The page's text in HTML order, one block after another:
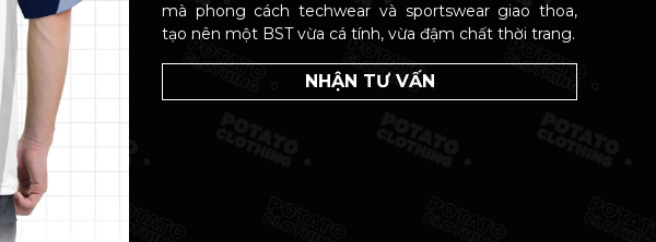
mà phong cách techwear và sportswear giao thoa,
tạo nên một BST vừa cá tính, vừa đậm chất thời trang.
NHẬN TƯ VẤN